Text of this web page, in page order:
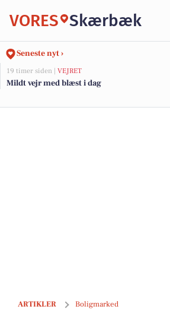
VORES Skærbæk
Seneste nyt ›
19 timer siden | VEJRET
Mildt vejr med blæst i dag
ARTIKLER Boligmarked
Randerupvej 74, Mjolden i Skærbæk er